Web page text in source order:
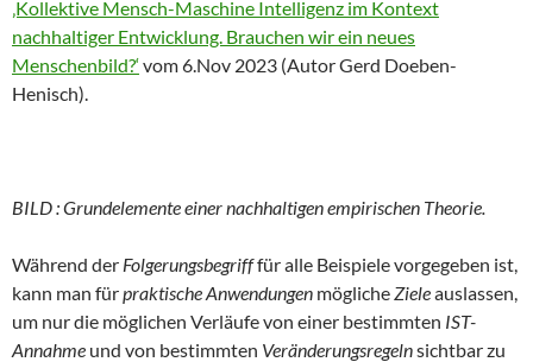
‚Kollektive Mensch-Maschine Intelligenz im Kontext
nachhaltiger Entwicklung. Brauchen wir ein neues
Menschenbild?‘vom 6.Nov 2023 (Autor Gerd Doeben-
Henisch).
BILD : Grundelemente einer nachhaltigen empirischen Theorie.
Während der Folgerungsbegrifffür alle Beispiele vorgegeben ist,
kann man fürpraktische Anwendungen möglicheZieleauslassen,
um nur die möglichen Verläufe von einer bestimmten IST-
Annahme und von bestimmten Veränderungsregelnsichtbar zu